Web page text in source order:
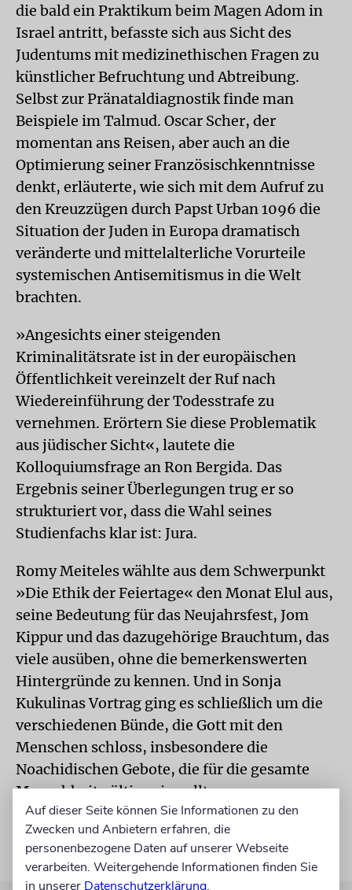
die bald ein Praktikum beim Magen Adom in
Israel antritt, befasste sich aus Sicht des
Judentums mit medizinethischen Fragen zu
künstlicher Befruchtung und Abtreibung.
Selbst zur Pränataldiagnostik finde man
Beispiele im Talmud. Oscar Scher, der
momentan ans Reisen, aber auch an die
Optimierung seiner Französischkenntnisse
denkt, erläuterte, wie sich mit dem Aufruf zu
den Kreuzzügen durch Papst Urban 1096 die
Situation der Juden in Europa dramatisch
veränderte und mittelalterliche Vorurteile
systemischen Antisemitismus in die Welt
brachten.
»Angesichts einer steigenden
Kriminalitätsrate ist in der europäischen
Öffentlichkeit vereinzelt der Ruf nach
Wiedereinführung der Todesstrafe zu
vernehmen. Erörtern Sie diese Problematik
aus jüdischer Sicht«, lautete die
Kolloquiumsfrage an Ron Bergida. Das
Ergebnis seiner Überlegungen trug er so
strukturiert vor, dass die Wahl seines
Studienfachs klar ist: Jura.
Romy Meiteles wählte aus dem Schwerpunkt
»Die Ethik der Feiertage« den Monat Elul aus,
seine Bedeutung für das Neujahrsfest, Jom
Kippur und das dazugehörige Brauchtum, das
viele ausüben, ohne die bemerkenswerten
Hintergründe zu kennen. Und in Sonja
Kukulinas Vortrag ging es schließlich um die
verschiedenen Bünde, die Gott mit den
Menschen schloss, insbesondere die
Noachidischen Gebote, die für die gesamte
Menschheit gültig sein sollten.
Auf dieser Seite können Sie Informationen zu den
Zwecken und Anbietern erfahren, die
personenbezogene Daten auf unserer Webseite
verarbeiten. Weitergehende Informationen finden Sie
in unserer Datenschutzerklärung.